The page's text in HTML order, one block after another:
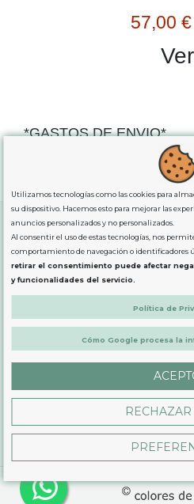
57,00
Ver
*GASTOS DE ENVIO*
para compras
exclusiva para la peninsula.
SOBRE NOSOTROS
LEGAL
PRODUCTOS
CONTÁCTANOS
Utilizamos tecnologías como las cookies para
su dispositivo. Hacemos esto para mejorar las
anuncios personalizados y no personalizados.
Al consentir el uso de estas tecnologías, nos
comportamiento de navegación o identificadores
retirar el consentimiento puede afectar
y funcionalidades del servicio.
Política de
Cómo Google procesa la